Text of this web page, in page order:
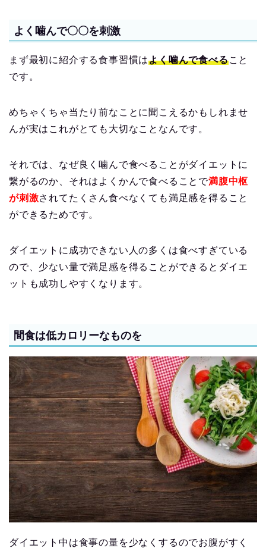
よく噛んで〇〇を刺激
まず最初に紹介する食事習慣はよく噛んで食べること
です。
めちゃくちゃ当たり前なことに聞こえるかもしれませ
んが実はこれがとても大切なことなんです。
それでは、なぜ良く噛んで食べることがダイエットに
繋がるのか、それはよくかんで食べることで満腹中枢
が刺激されてたくさん食べなくても満足感を得ること
ができるためです。
ダイエットに成功できない人の多くは食べすぎている
ので、少ない量で満足感を得ることができるとダイエ
ットも成功しやすくなります。
間食は低カロリーなものを
ダイエット中は食事の量を少なくするのでお腹がすく